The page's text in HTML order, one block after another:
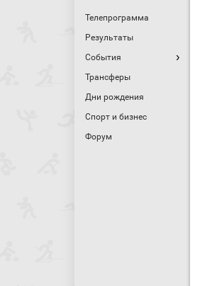
Телепрограмма
Результаты
События
Трансферы
Дни рождения
Спорт и бизнес
Форум